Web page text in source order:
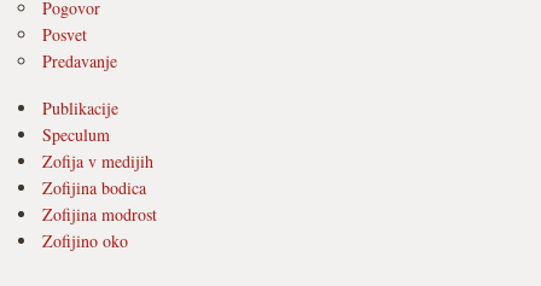
Pogovor
Posvet
Predavanje
Publikacije
Speculum
Zofija v medijih
Zofijina bodica
Zofijina modrost
Zofijino oko